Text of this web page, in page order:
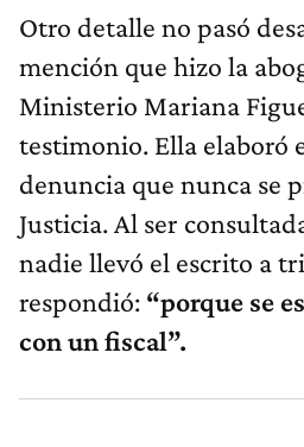
Otro detalle no pasó
mención que hizo la
Ministerio Mariana
testimonio. Ella elaboró
denuncia que nunca se
Justicia. Al ser
nadie llevó el escrito a
respondió: “porque se
con un fiscal”.